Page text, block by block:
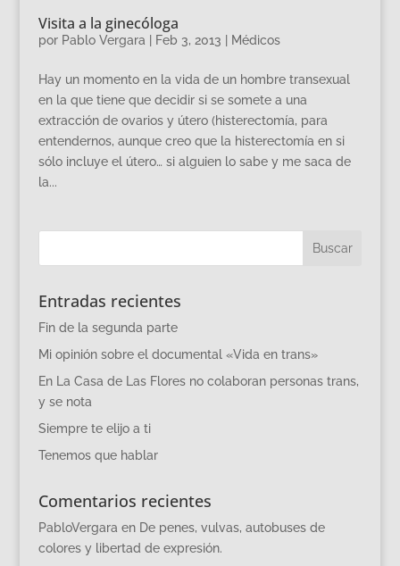
Visita a la ginecóloga
por Pablo Vergara Feb 3, 2013 Médicos
Hay un momento en la vida de un hombre transexual
en la que tiene que decidir si se somete a una
extracción de ovarios y útero (histerectomía, para
entendernos, aunque creo que la histerectomía en si
sólo incluye el útero… si alguien lo sabe y me saca de
la...
Entradas recientes
Fin de la segunda parte
Mi opinión sobre el documental «Vida en trans»
En La Casa de Las Flores no colaboran personas trans,
y se nota
Siempre te elijo a ti
Tenemos que hablar
Comentarios recientes
PabloVergara en De penes, vulvas, autobuses de
colores y libertad de expresión.